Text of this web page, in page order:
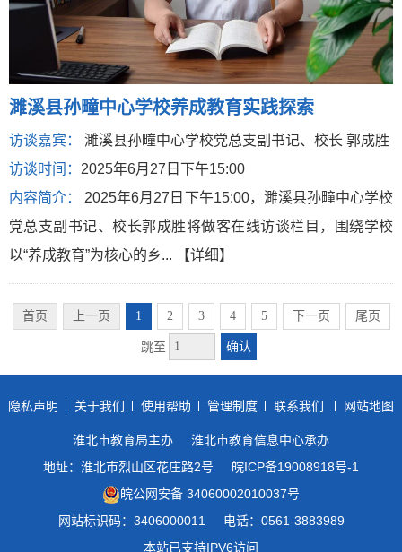
濉溪县孙疃中心学校养成教育实践探索
访谈嘉宾：
濉溪县孙疃中心学校党总支副书记、校长 郭成胜
访谈时间： 2025年6月27日下午15:00
内容简介：
2025年6月27日下午15:00，濉溪县孙疃中心学校
党总支副书记、校长郭成胜将做客在线访谈栏目，围绕学校
以“养成教育”为核心的乡...
【详细】
首页 上一页 1 2 3 4 5 下一页 尾页
跳至 确认
隐私声明 关于我们 使用帮助 管理制度 联系我们 网站地图
淮北市教育局主办
淮北市教育信息中心承办
地址：淮北市烈山区花庄路2号
皖ICP备19008918号-1
皖公网安备 34060002010037号
网站标识码：3406000011
电话：0561-3883989
本站已支持IPV6访问